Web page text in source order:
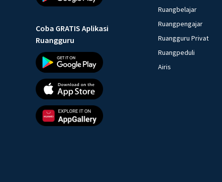
Coba GRATIS Aplikasi
Ruangguru
Ruangbelajar
Ruangpengajar
Ruangguru Privat
Ruangpeduli
Airis